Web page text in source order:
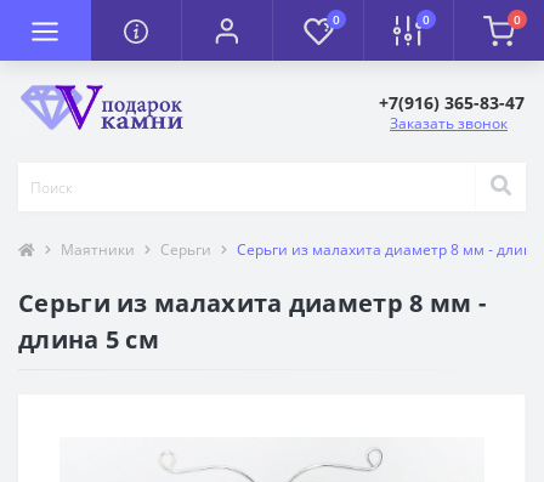
0 0 0
+7(916) 365-83-47
Заказать звонок
Маятники Серьги Серьги из малахита диаметр 8 мм -
Серьги из малахита диаметр 8 мм -
длина 5 см